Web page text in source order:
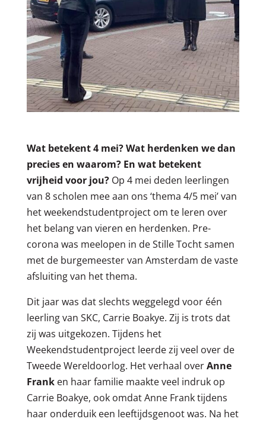
Wat betekent 4 mei? Wat herdenken we dan
precies en waarom? En wat betekent
vrijheid voor jou?Op 4 mei deden leerlingen
van 8 scholen mee aan ons ‘thema 4/5 mei’ van
het weekendstudentprojectom te leren over
het belang van vieren en herdenken. Pre-
corona was meelopen in de Stille Tocht samen
met de burgemeester van Amsterdam de vaste
afsluiting van hetthema.
Dit jaar was dat slechts weggelegd voor één
leerling van SKC, Carrie Boakye. Zij is trots dat
zij was uitgekozen. Tijdens het
Weekendstudentproject leerde zij veel over de
Tweede Wereldoorlog. Het verhaal overAnne
Franken haar familie maakte veel indruk op
Carrie Boakye, ook omdat Anne Frank tijdens
haar onderduik een leeftijdsgenoot was. Na het